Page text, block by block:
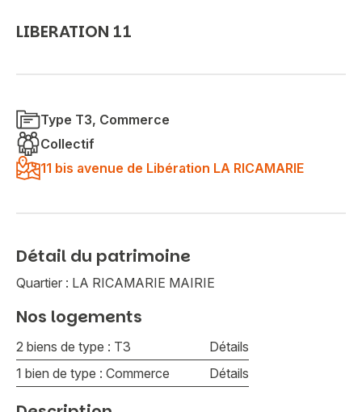
LIBERATION 11
Type T3, Commerce
Collectif
11 bis avenue de Libération LA RICAMARIE
Détail du patrimoine
Quartier : LA RICAMARIE MAIRIE
Nos logements
2 biens de type : T3
Détails
1 bien de type : Commerce
Détails